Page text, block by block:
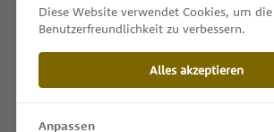
INFO
IMPRESSUM & KONTAKT
Diese Website verwendet Cookies, um die
Benutzerfreundlichkeit zu verbessern.
Alles akzeptieren
Anpassen